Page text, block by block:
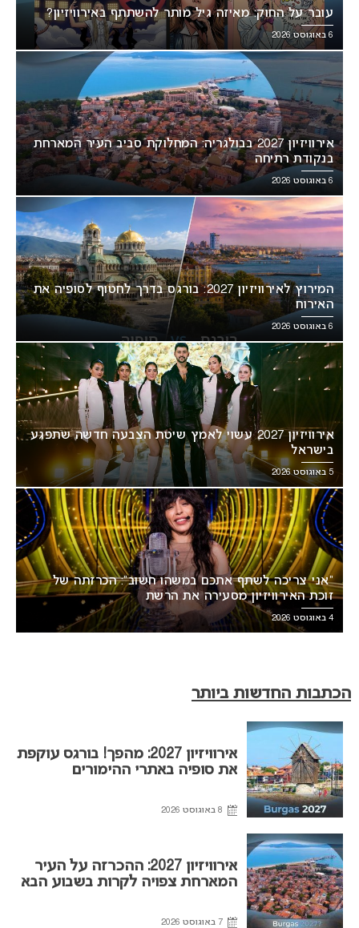
עובר על החוק: מאיזה גיל מותר להשתתף באירוויזיון?
6 באוגוסט 2026
אירוויזיון 2027 בבולגריה: המחלוקת סביב העיר המארחת
בנקודת רתיחה
6 באוגוסט 2026
המירוץ לאירוויזיון 2027: בורגס בדרך לחטוף לסופיה את
האירוח
6 באוגוסט 2026
אירוויזיון 2027 עשוי לאמץ שיטת הצבעה חדשה שתפגע
בישראל
5 באוגוסט 2026
“אני צריכה לשתף אתכם במשהו חשוב”: הכרזתה של
זוכת האירוויזיון מסעירה את הרשת
4 באוגוסט 2026
הכתבות החדשות ביותר
אירוויזיון 2027: מהפך! בורגס עוקפת
את סופיה באתרי ההימורים
8 באוגוסט 2026
אירוויזיון 2027: ההכרזה על העיר
המארחת צפויה לקרות בשבוע הבא
7 באוגוסט 2026